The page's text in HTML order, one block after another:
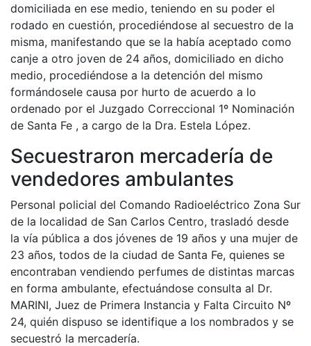
domiciliada en ese medio, teniendo en su poder el
rodado en cuestión, procediéndose al secuestro de la
misma, manifestando que se la había aceptado como
canje a otro joven de 24 años, domiciliado en dicho
medio, procediéndose a la detención del mismo
formándosele causa por hurto de acuerdo a lo
ordenado por el Juzgado Correccional 1º Nominación
de Santa Fe , a cargo de la Dra. Estela López.
Secuestraron mercadería de
vendedores ambulantes
Personal policial del Comando Radioeléctrico Zona Sur
de la localidad de San Carlos Centro, trasladó desde
la vía pública a dos jóvenes de 19 años y una mujer de
23 años, todos de la ciudad de Santa Fe, quienes se
encontraban vendiendo perfumes de distintas marcas
en forma ambulante, efectuándose consulta al Dr.
MARINI, Juez de Primera Instancia y Falta Circuito Nº
24, quién dispuso se identifique a los nombrados y se
secuestró la mercadería.